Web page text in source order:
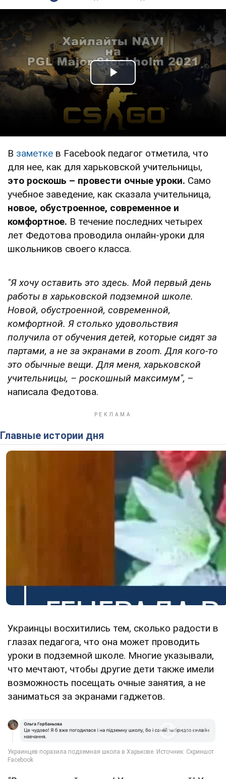
Play Video
В заметке в Facebook педагог отметила, что
для нее, как для харьковской учительницы,
это роскошь – провести очные уроки. Само
учебное заведение, как сказала учительница,
новое, обустроенное, современное и
комфортное. В течение последних четырех
лет Федотова проводила онлайн-уроки для
школьников своего класса.
"Я хочу оставить это здесь. Мой первый день
работы в харьковской подземной школе.
Новой, обустроенной, современной,
комфортной. Я столько удовольствия
получила от обучения детей, которые сидят за
партами, а не за экранами в zoom. Для кого-то
это обычные вещи. Для меня, харьковской
учительницы, – роскошный максимум", –
написала Федотова.
Главные истории дня
Украинцы восхитились тем, сколько радости в
глазах педагога, что она может проводить
уроки в подземной школе. Многие указывали,
что мечтают, чтобы другие дети также имели
возможность посещать очные занятия, а не
заниматься за экранами гаджетов.